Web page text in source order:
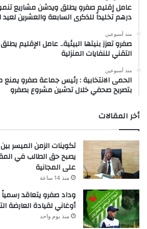
درهم تخليداً للذكرى السابعة والعشرين
منذ أسبوعين
صفرو تعزز بنيتها البيئية.. عامل الإقليم
التقني للنفايات المنزلية
منذ أسبوعين
الحمى الانتخابية : رئيس جماعة صفرو
بتصريح صحفي خلال تدشين مشروع بصفرو
أخر المقالات
تكوينات الزمن الميسر
يصبح حق الطالب في
على المجانية
منذ 14 ساعة
وداد صفرو يتعاقد
أوغاني لقيادة العارضة
منذ يوم واحد